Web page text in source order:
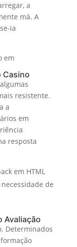
a
má. A
ia
em
Casino
resistente.
a
em
resposta
em HTML
de
Avaliação
Determinados